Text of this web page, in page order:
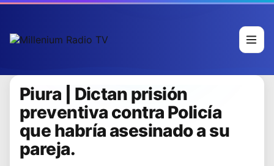
Piura | Dictan prisión
preventiva contra Policía
que habría asesinado a su
pareja.